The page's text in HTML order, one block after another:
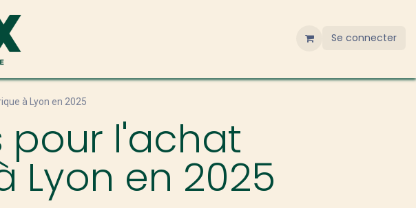
Se connecter
à Lyon en 2025
pour l'achat
Lyon en 2025